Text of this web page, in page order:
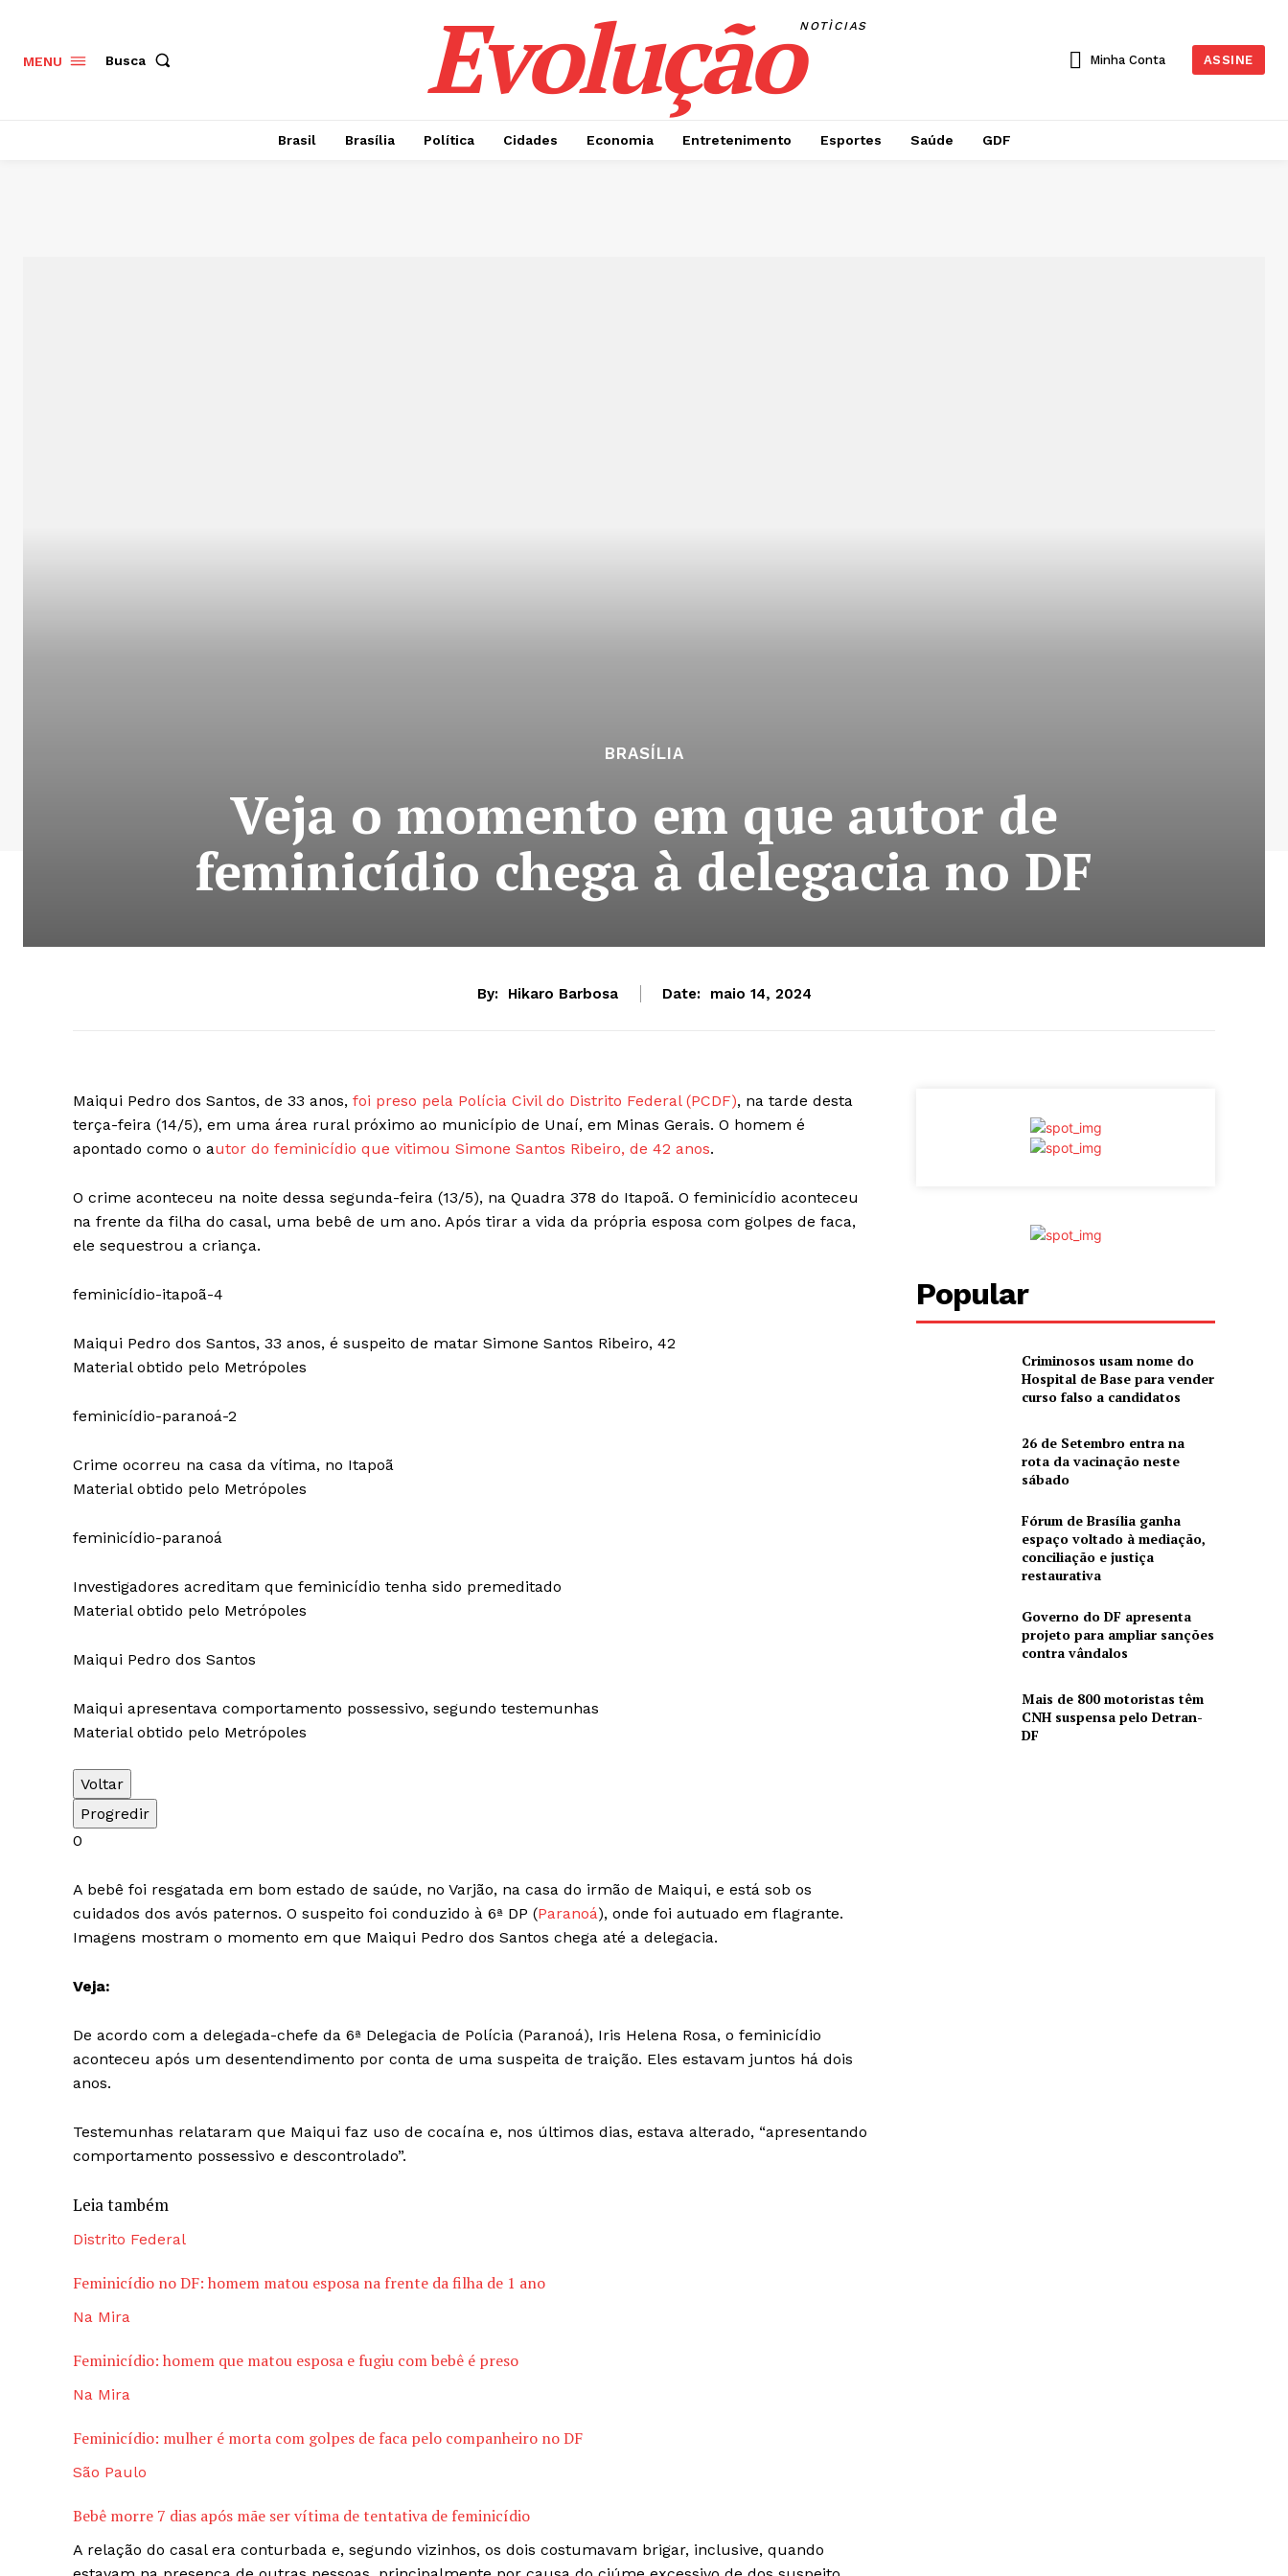
MENU Busca EvoluçãoNOTÌCIAS
Minha Conta ASSINE
Brasil Brasília Política Cidades Economia Entretenimento Esportes Saúde GDF
BRASÍLIA
Veja o momento em que autor de
feminicídio chega à delegacia no DF
By: Hikaro Barbosa Date: maio 14, 2024
Maiqui Pedro dos Santos, de 33 anos, foi preso pela Polícia Civil do Distrito Federal (PCDF), na tarde desta
terça-feira (14/5), em uma área rural próximo ao município de Unaí, em Minas Gerais. O homem é
apontado como o autor do feminicídio que vitimou Simone Santos Ribeiro, de 42 anos.
O crime aconteceu na noite dessa segunda-feira (13/5), na Quadra 378 do Itapoã. O feminicídio aconteceu
na frente da filha do casal, uma bebê de um ano. Após tirar a vida da própria esposa com golpes de faca,
ele sequestrou a criança.
feminicídio-itapoã-4
Maiqui Pedro dos Santos, 33 anos, é suspeito de matar Simone Santos Ribeiro, 42
Material obtido pelo Metrópoles
feminicídio-paranoá-2
Crime ocorreu na casa da vítima, no Itapoã
Material obtido pelo Metrópoles
feminicídio-paranoá
Investigadores acreditam que feminicídio tenha sido premeditado
Material obtido pelo Metrópoles
Maiqui Pedro dos Santos
Maiqui apresentava comportamento possessivo, segundo testemunhas
Material obtido pelo Metrópoles
Voltar
Progredir
0
A bebê foi resgatada em bom estado de saúde, no Varjão, na casa do irmão de Maiqui, e está sob os
cuidados dos avós paternos. O suspeito foi conduzido à 6ª DP (Paranoá), onde foi autuado em flagrante.
Imagens mostram o momento em que Maiqui Pedro dos Santos chega até a delegacia.
Veja:
De acordo com a delegada-chefe da 6ª Delegacia de Polícia (Paranoá), Iris Helena Rosa, o feminicídio
aconteceu após um desentendimento por conta de uma suspeita de traição. Eles estavam juntos há dois
anos.
Testemunhas relataram que Maiqui faz uso de cocaína e, nos últimos dias, estava alterado, “apresentando
comportamento possessivo e descontrolado”.
Leia também
Distrito Federal
Feminicídio no DF: homem matou esposa na frente da filha de 1 ano
Na Mira
Feminicídio: homem que matou esposa e fugiu com bebê é preso
Na Mira
Feminicídio: mulher é morta com golpes de faca pelo companheiro no DF
São Paulo
Bebê morre 7 dias após mãe ser vítima de tentativa de feminicídio
A relação do casal era conturbada e, segundo vizinhos, os dois costumavam brigar, inclusive, quando
Popular
Criminosos usam nome do
Hospital de Base para vender
curso falso a candidatos
26 de Setembro entra na
rota da vacinação neste
sábado
Fórum de Brasília ganha
espaço voltado à mediação,
conciliação e justiça
restaurativa
Governo do DF apresenta
projeto para ampliar sanções
contra vândalos
Mais de 800 motoristas têm
CNH suspensa pelo Detran-
DF